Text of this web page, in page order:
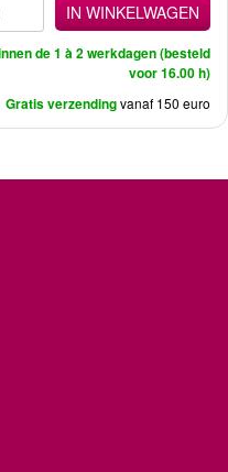
IN WINKELWAGEN
de 1 à 2 werkdagen (besteld
voor 16.00 h)
Gratis verzendingvanaf 150 euro